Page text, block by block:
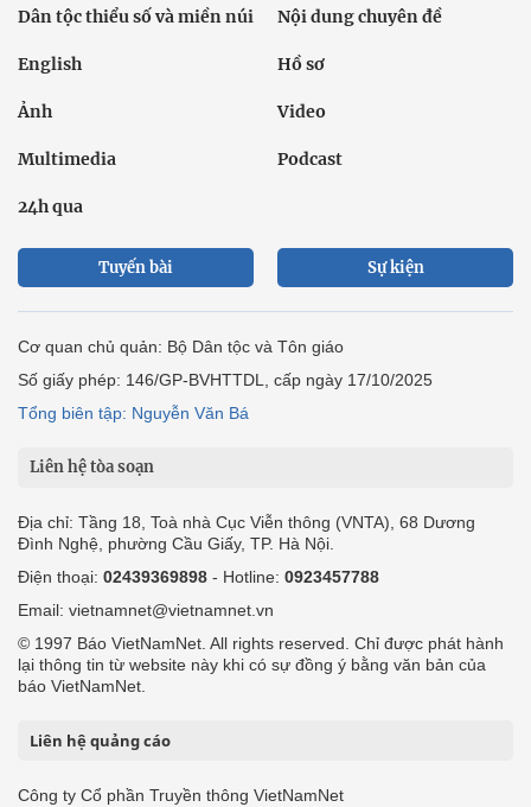
Dân tộc thiểu số và miền núi Nội dung chuyên đề
English Hồ sơ
Ảnh Video
Multimedia Podcast
24h qua
Tuyến bài Sự kiện
Cơ quan chủ quản: Bộ Dân tộc và Tôn giáo
Số giấy phép: 146/GP-BVHTTDL, cấp ngày 17/10/2025
Tổng biên tập: Nguyễn Văn Bá
Liên hệ tòa soạn
Địa chỉ: Tầng 18, Toà nhà Cục Viễn thông (VNTA), 68 Dương
Đình Nghệ, phường Cầu Giấy, TP. Hà Nội.
Điện thoại: 02439369898 - Hotline: 0923457788
Email: vietnamnet@vietnamnet.vn
© 1997 Báo VietNamNet. All rights reserved. Chỉ được phát hành
lại thông tin từ website này khi có sự đồng ý bằng văn bản của
báo VietNamNet.
Liên hệ quảng cáo
Công ty Cổ phần Truyền thông VietNamNet